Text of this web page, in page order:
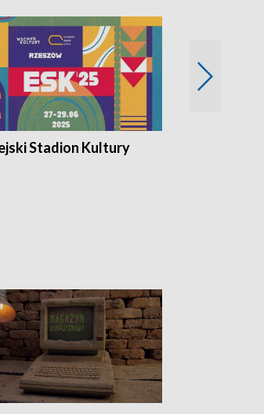
Stadion Kultury